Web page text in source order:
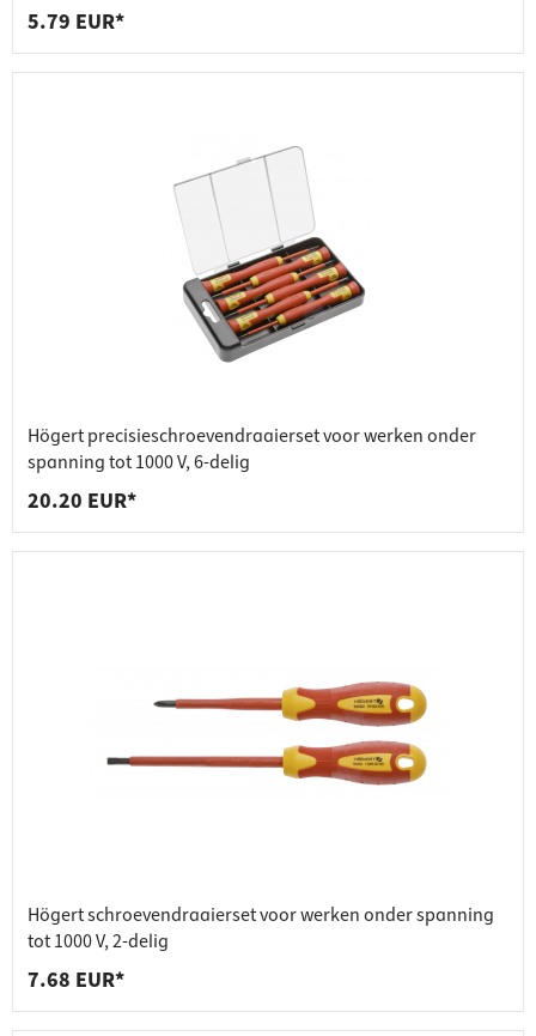
5.79 EUR*
Högert precisieschroevendraaierset voor werken onder
spanning tot 1000 V, 6-delig
20.20 EUR*
Högert schroevendraaierset voor werken onder spanning
tot 1000 V, 2-delig
7.68 EUR*